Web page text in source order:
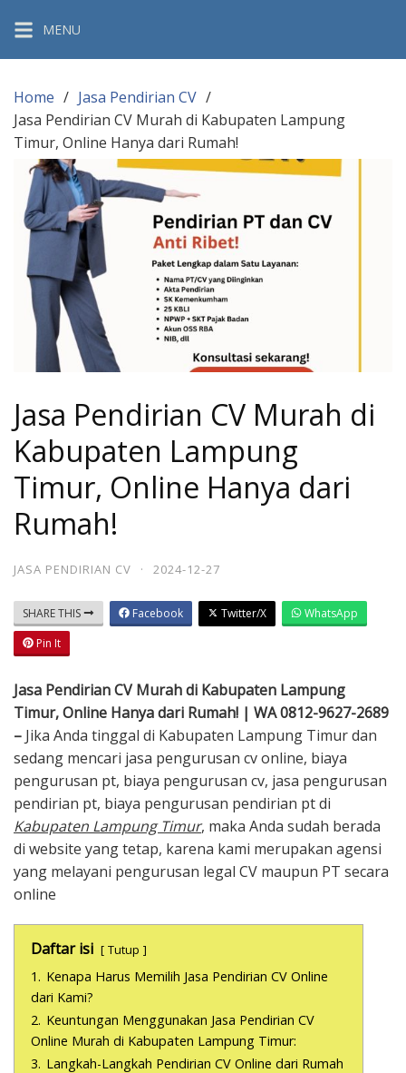
content
MENU
Home
Jasa Pendirian CV
Jasa Pendirian CV Murah di Kabupaten Lampung
Timur, Online Hanya dari Rumah!
Jasa Pendirian CV Murah di
Kabupaten Lampung
Timur, Online Hanya dari
Rumah!
JASA PENDIRIAN CV · 2024-12-27
SHARE THIS Facebook Twitter/X
WhatsApp
Pin It
Jasa Pendirian CV Murah di Kabupaten Lampung
Timur, Online Hanya dari Rumah! | WA 0812-9627-2689
– Jika Anda tinggal di Kabupaten Lampung Timur dan
sedang mencari jasa pengurusan cv online, biaya
pengurusan pt, biaya pengurusan cv, jasa pengurusan
pendirian pt, biaya pengurusan pendirian pt di
Kabupaten Lampung Timur, maka Anda sudah berada
di website yang tetap, karena kami merupakan agensi
yang melayani pengurusan legal CV maupun PT secara
online
Daftar isi Tutup
1. Kenapa Harus Memilih Jasa Pendirian CV Online
dari Kami?
2. Keuntungan Menggunakan Jasa Pendirian CV
Online Murah di Kabupaten Lampung Timur:
3. Langkah-Langkah Pendirian CV Online dari Rumah